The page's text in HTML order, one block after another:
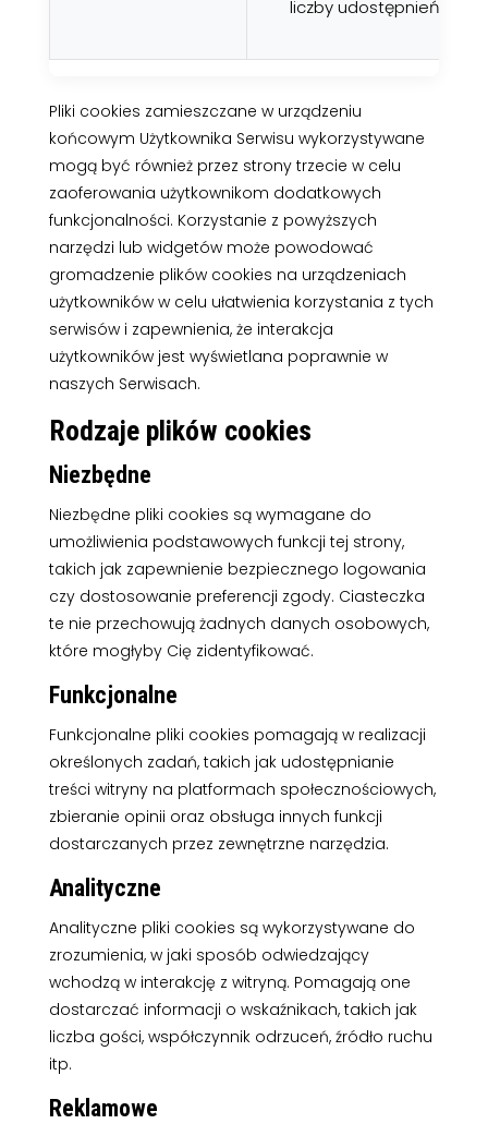
liczby udostępnień);
Pliki cookies zamieszczane w urządzeniu
końcowym Użytkownika Serwisu wykorzystywane
mogą być również przez strony trzecie w celu
zaoferowania użytkownikom dodatkowych
funkcjonalności. Korzystanie z powyższych
narzędzi lub widgetów może powodować
gromadzenie plików cookies na urządzeniach
użytkowników w celu ułatwienia korzystania z tych
serwisów i zapewnienia, że interakcja
użytkowników jest wyświetlana poprawnie w
naszych Serwisach.
Rodzaje plików cookies
Niezbędne
Niezbędne pliki cookies są wymagane do
umożliwienia podstawowych funkcji tej strony,
takich jak zapewnienie bezpiecznego logowania
czy dostosowanie preferencji zgody. Ciasteczka
te nie przechowują żadnych danych osobowych,
które mogłyby Cię zidentyfikować.
Funkcjonalne
Funkcjonalne pliki cookies pomagają w realizacji
określonych zadań, takich jak udostępnianie
treści witryny na platformach społecznościowych,
zbieranie opinii oraz obsługa innych funkcji
dostarczanych przez zewnętrzne narzędzia.
Analityczne
Analityczne pliki cookies są wykorzystywane do
zrozumienia, w jaki sposób odwiedzający
wchodzą w interakcję z witryną. Pomagają one
dostarczać informacji o wskaźnikach, takich jak
liczba gości, współczynnik odrzuceń, źródło ruchu
itp.
Reklamowe